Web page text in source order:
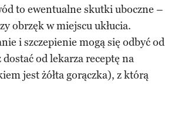
to ewentualne skutki uboczne –
obrzęk w miejscu ukłucia.
i szczepienie mogą się odbyć od
od lekarza receptę na
jest żółta gorączka), z którą